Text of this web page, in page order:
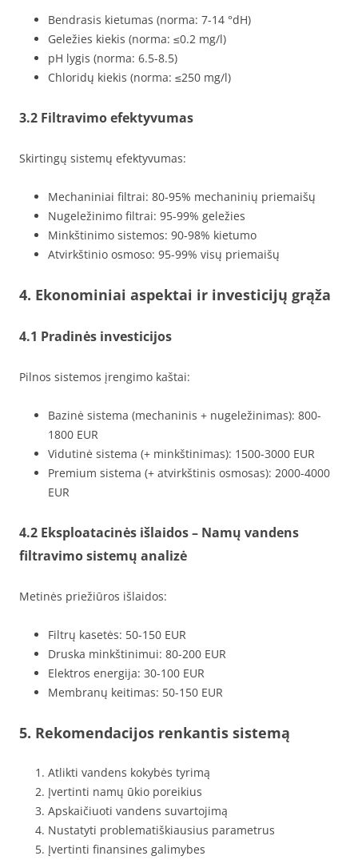
Bendrasis kietumas (norma: 7-14 °dH)
Geležies kiekis (norma: ≤0.2 mg/l)
pH lygis (norma: 6.5-8.5)
Chloridų kiekis (norma: ≤250 mg/l)
3.2 Filtravimo efektyvumas
Skirtingų sistemų efektyvumas:
Mechaniniai filtrai: 80-95% mechaninių priemaišų
Nugeležinimo filtrai: 95-99% geležies
Minkštinimo sistemos: 90-98% kietumo
Atvirkštinio osmoso: 95-99% visų priemaišų
4. Ekonominiai aspektai ir investicijų grąža
4.1 Pradinės investicijos
Pilnos sistemos įrengimo kaštai:
Bazinė sistema (mechaninis + nugeležinimas): 800-
1800 EUR
Vidutinė sistema (+ minkštinimas): 1500-3000 EUR
Premium sistema (+ atvirkštinis osmosas): 2000-4000
EUR
4.2 Eksploatacinės išlaidos – Namų vandens
filtravimo sistemų analizė
Metinės priežiūros išlaidos:
Filtrų kasetės: 50-150 EUR
Druska minkštinimui: 80-200 EUR
Elektros energija: 30-100 EUR
Membranų keitimas: 50-150 EUR
5. Rekomendacijos renkantis sistemą
Atlikti vandens kokybės tyrimą
Įvertinti namų ūkio poreikius
Apskaičiuoti vandens suvartojimą
Nustatyti problematiškiausius parametrus
Įvertinti finansines galimybes